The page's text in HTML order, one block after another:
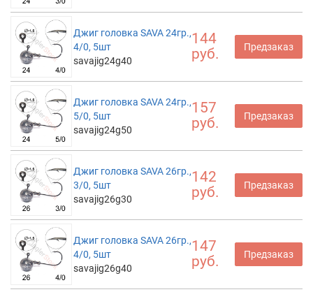
Джиг головка SAVA 24гр.,
4/0, 5шт
savajig24g40
144
руб.
Предзаказ
Джиг головка SAVA 24гр.,
5/0, 5шт
savajig24g50
157
руб.
Предзаказ
Джиг головка SAVA 26гр.,
3/0, 5шт
savajig26g30
142
руб.
Предзаказ
Джиг головка SAVA 26гр.,
4/0, 5шт
savajig26g40
147
руб.
Предзаказ